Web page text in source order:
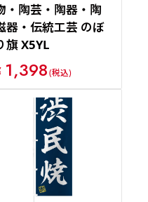
・陶芸・陶器・陶
器・伝統工芸 のぼ
旗 X5YL
1,398(税込)